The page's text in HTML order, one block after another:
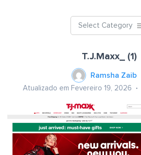
Select Category
T.J.Maxx_ (1)
Ramsha Zaib
Atualizado em Fevereiro 19, 2026